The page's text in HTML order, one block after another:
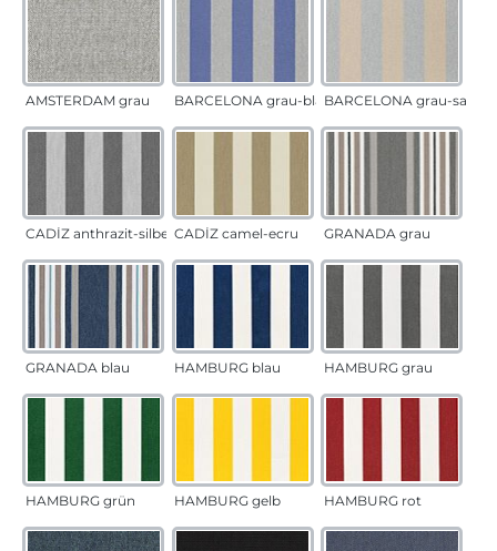
AMSTERDAM grau BARCELONA grau-blauBARCELONA grau-sand
CADÍZ anthrazit-silber CADÍZ camel-ecru GRANADA grau
GRANADA blau HAMBURG blau HAMBURG grau
HAMBURG grün HAMBURG gelb HAMBURG rot